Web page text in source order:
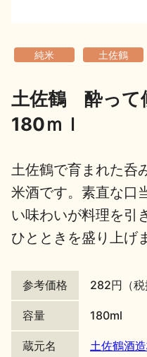
純米 土佐鶴
土佐鶴 酔っ
180ｍｌ
土佐鶴で育まれた呑
米酒です。素直な口
い味わいが料理を引
ひとときを盛り上げ
参考価格 282円（税
容量 180ml
蔵元名 土佐鶴酒